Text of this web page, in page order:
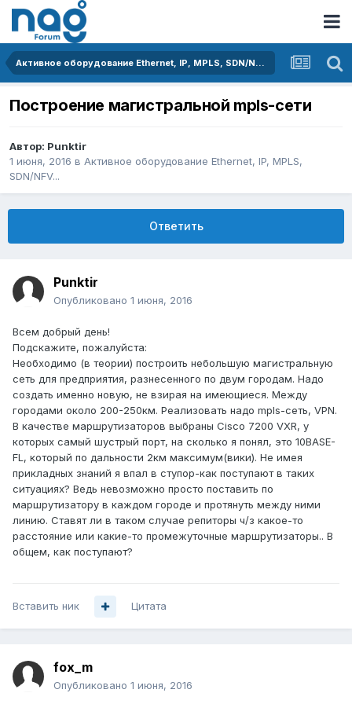
Активное оборудование Ethernet, IP, MPLS, SDN/NFV...
Построение магистральной mpls-сети
Автор: Punktir
1 июня, 2016 в Активное оборудование Ethernet, IP, MPLS,
SDN/NFV...
Ответить
Punktir
Опубликовано 1 июня, 2016
Всем добрый день!
Подскажите, пожалуйста:
Необходимо (в теории) построить небольшую магистральную
сеть для предприятия, разнесенного по двум городам. Надо
создать именно новую, не взирая на имеющиеся. Между
городами около 200-250км. Реализовать надо mpls-сеть, VPN.
В качестве маршрутизаторов выбраны Cisco 7200 VXR, у
которых самый шустрый порт, на сколько я понял, это 10BASE-
FL, который по дальности 2км максимум(вики). Не имея
прикладных знаний я впал в ступор-как поступают в таких
ситуациях? Ведь невозможно просто поставить по
маршрутизатору в каждом городе и протянуть между ними
линию. Ставят ли в таком случае репиторы ч/з какое-то
расстояние или какие-то промежуточные маршрутизаторы.. В
общем, как поступают?
Вставить ник Цитата
fox_m
Опубликовано 1 июня, 2016